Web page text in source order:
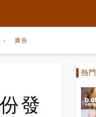
廣告
發
熱門